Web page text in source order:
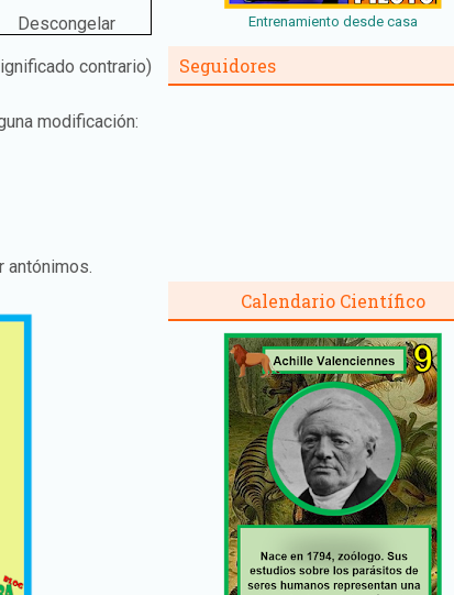
Descongelar
contrario)
modificación:
antónimos.
Entrenamiento desde casa
Seguidores
Calendario Científico